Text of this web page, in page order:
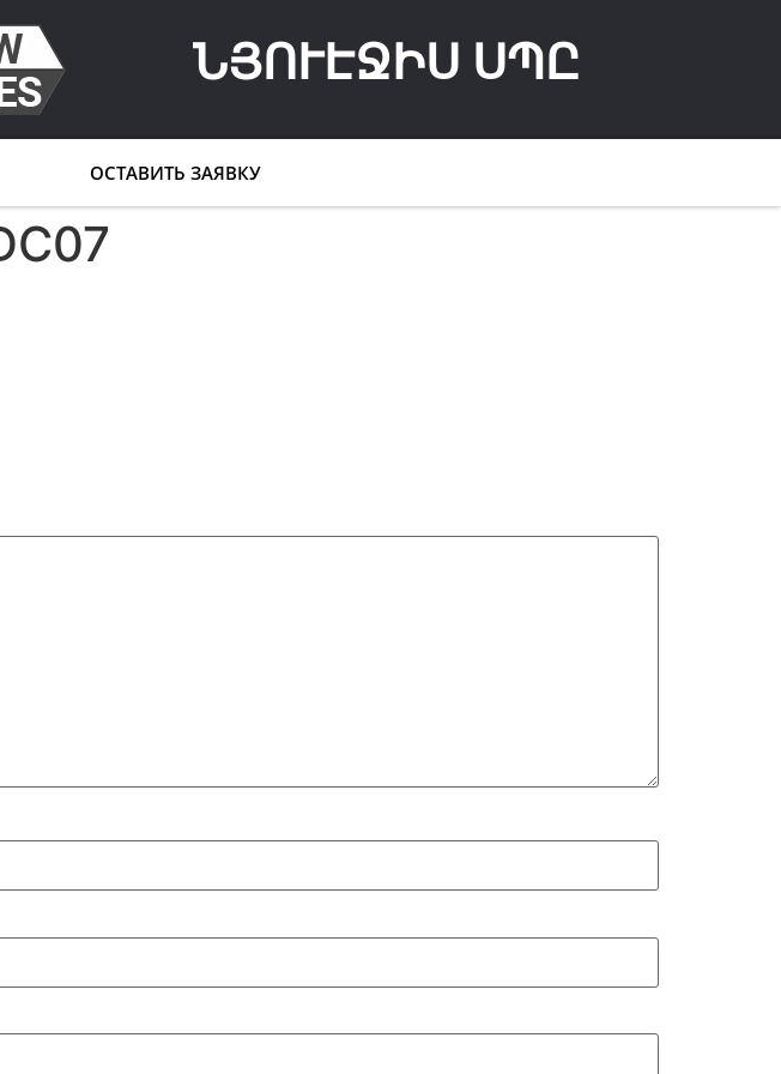
ՆՅՈՒԷՋԻՍ ՍՊԸ
ОСТАВИТЬ ЗАЯВКУ